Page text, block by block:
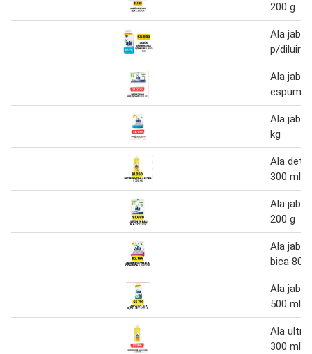
200 g
Ala
p/diluir
Ala
espuma
Ala
kg
Ala
300 ml
Ala
200 g
Ala
bica 800
Ala
500 ml
Ala ultra
300 ml